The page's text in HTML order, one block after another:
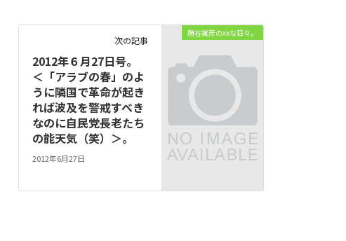
勝谷誠彦のxxな日々。
次の記事
2012年６月27日号。
＜「アラブの春」のよ
うに隣国で革命が起き
れば波及を警戒すべき
なのに自民党長老たち
の能天気（笑）＞。
2012年6月27日